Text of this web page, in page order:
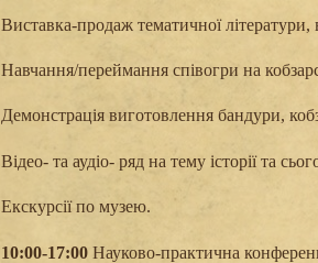
Виставка-продаж тематичної літератури,
Навчання/переймання співогри на
Демонстрація виготовлення бандури,
Відео- та аудіо- ряд на тему історії та
Екскурсії по музею.
10:00-17:00 Науково-практична